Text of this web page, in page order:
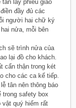
tân lấy phiếu giao
đầy đủ các
người hai chữ ký
nửa, mỗi bên
sẽ trình nửa của
lại đồ cho khách.
cẩn thận trong két
cho các ca kế tiếp.
tân nên thông báo
trong safety box
vật quý hiếm rất